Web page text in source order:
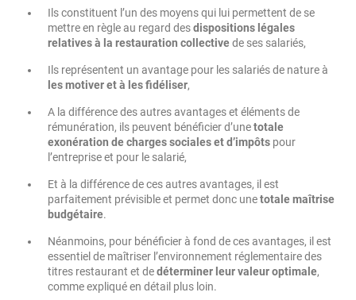
Ils constituent l’un des moyens qui lui permettent de se
mettre en règle au regard desdispositions légales
relatives à la restauration collectivede ses salariés,
Ils représentent un avantage pour les salariés de nature à
les motiver et à les fidéliser,
A la différence des autres avantages et éléments de
rémunération, ils peuvent bénéficier d’unetotale
exonération de charges sociales et d’impôts pour
l’entreprise et pour le salarié,
Et à la différence de ces autres avantages, il est
parfaitement prévisible et permet donc unetotale maîtrise
budgétaire.
Néanmoins, pour bénéficier à fond de ces avantages, il est
essentiel de maîtriser l’environnement réglementaire des
titres restaurant et dedéterminer leur valeur optimale,
comme expliqué en détail plus loin.